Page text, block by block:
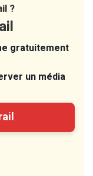
?
gratuitement
un média